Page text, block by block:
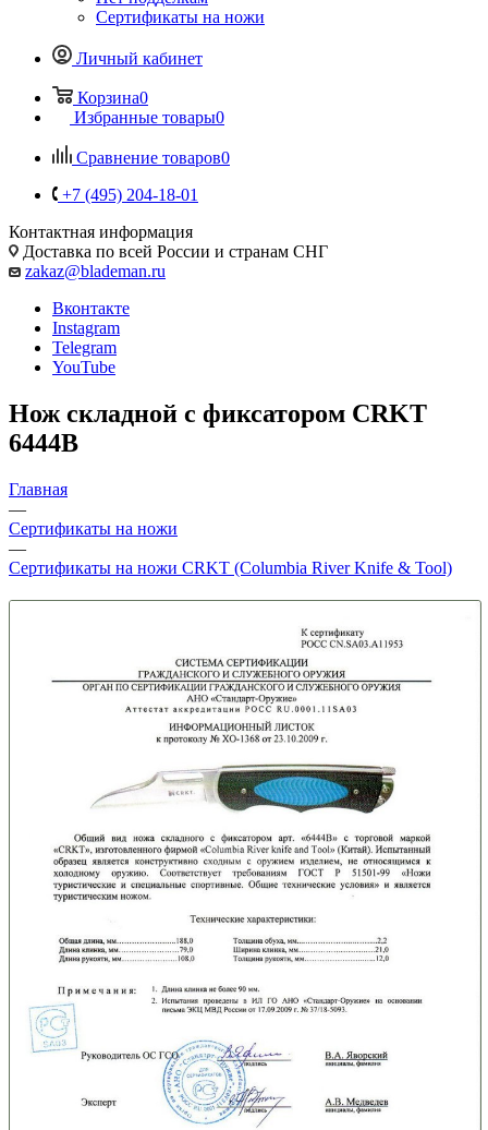
Сертификаты на ножи
Личный кабинет
Корзина0
Избранные товары0
Сравнение товаров0
+7 (495) 204-18-01
Контактная информация
Доставка по всей России и странам СНГ
zakaz@blademan.ru
Вконтакте
Instagram
Telegram
YouTube
Нож складной с фиксатором CRKT
6444B
Главная
—
Сертификаты на ножи
—
Сертификаты на ножи CRKT (Columbia River Knife & Tool)